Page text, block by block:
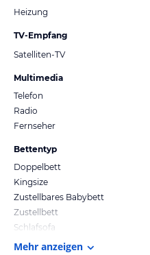
Heizung
TV-Empfang
Satelliten-TV
Multimedia
Telefon
Radio
Fernseher
Bettentyp
Doppelbett
Kingsize
Zustellbares Babybett
Zustellbett
Schlafsofa
Mehr anzeigen